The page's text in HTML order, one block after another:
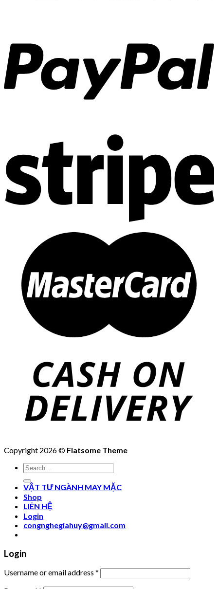
Copyright 2026 © Flatsome Theme
Search
for:
VẬT TƯ NGÀNH MAY MẶC
Shop
LIÊN HỆ
Login
congnghegiahuy@gmail.com
Login
Username or email address *